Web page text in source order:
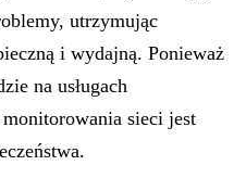
utrzymując
i wydajną. Ponieważ
na usługach
sieci jest